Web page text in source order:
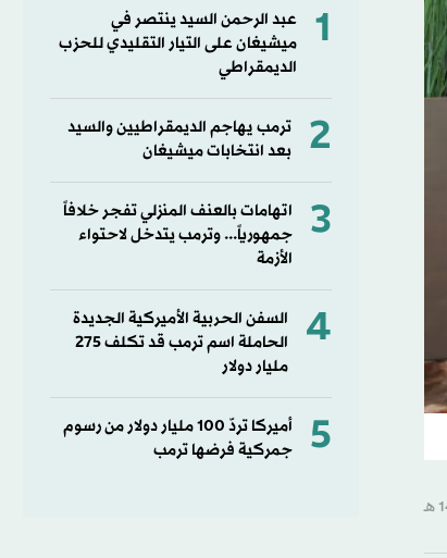
1
عبد الرحمن السيد ينتصر في
ميشيغان على التيار التقليدي للحزب
الديمقراطي
2
ترمب يهاجم الديمقراطيين والسيد
بعد انتخابات ميشيغان
3
اتهامات بالعنف المنزلي تفجر خلافاً
جمهورياً... وترمب يتدخل لاحتواء
الأزمة
4
السفن الحربية الأميركية الجديدة
الحاملة اسم ترمب قد تكلف 275
مليار دولار
5
أميركا تردّ 100 مليار دولار من رسوم
جمركية فرضها ترمب